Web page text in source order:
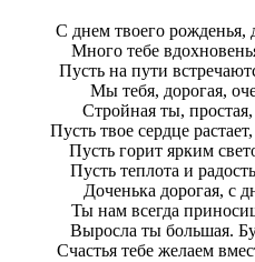
С днем твоего рожденья,
Много тебе
Пусть на пути
Мы тебя, дорогая,
Стройная ты,
Пусть твое сердце
Пусть горит ярким
Пусть теплота и
Доченька дорогая, с
Ты нам всегда
Выросла ты большая.
Счастья тебе желаем